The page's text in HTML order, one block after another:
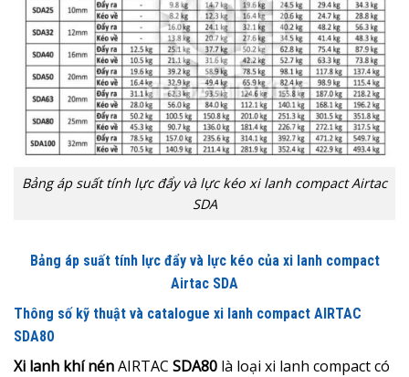
Bảng áp suất tính lực đẩy và lực kéo xi lanh compact Airtac
SDA
Bảng áp suất tính lực đẩy và lực kéo của xi lanh compact
Airtac SDA
Thông số kỹ thuật và catalogue xi lanh compact AIRTAC
SDA80
Xi lanh khí nénAIRTAC SDA80 là loại xi lanh compact có